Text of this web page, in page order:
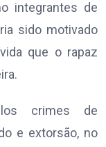
integrantes de
sido motivado
que o rapaz
crimes de
e extorsão, no